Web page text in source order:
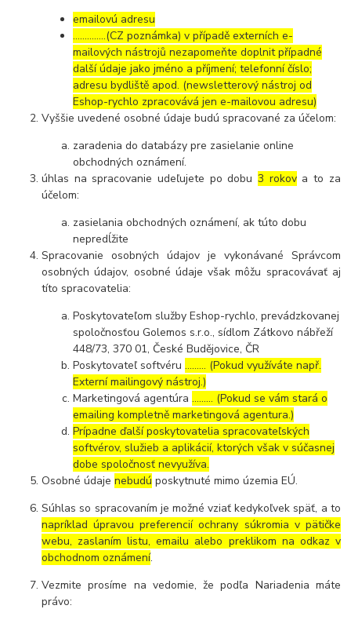
emailovú adresu
…………..(CZ poznámka) v případě externích e-
mailových nástrojů nezapomeňte doplnit případné
další údaje jako jméno a příjmení; telefonní číslo;
adresu bydliště apod. (newsletterový nástroj od
Eshop-rychlo zpracovává jen e-mailovou adresu)
Vyššie uvedené osobné údaje budú spracované za účelom:
zaradenia do databázy pre zasielanie online
obchodných oznámení.
úhlas na spracovanie udeľujete po dobu3 rokova to za
účelom:
zasielania obchodných oznámení, ak túto dobu
nepredĺžite
Spracovanie osobných údajov je vykonávané Správcom
osobných údajov, osobné údaje však môžu spracovávať aj
títo spracovatelia:
Poskytovateľom služby Eshop-rychlo, prevádzkovanej
spoločnosťou Golemos s.r.o., sídlom Zátkovo nábřeží
448/73, 370 01, České Budějovice, ČR
Poskytovateľ softvéru……… (Pokud využíváte např.
Externí mailingový nástroj.)
Marketingová agentúra……… (Pokud se vám stará o
emailing kompletně marketingová agentura.)
Prípadne ďalší poskytovatelia spracovateľských
softvérov, služieb a aplikácií, ktorých však v súčasnej
dobe spoločnosť nevyužíva.
Osobné údajenebudú poskytnuté mimo územia EÚ.
Súhlas so spracovaním je možné vziať kedykoľvek späť, a to
napríklad úpravou preferencií ochrany súkromia v pätičke
webu, zaslaním listu, emailu alebo preklikom na odkaz v
obchodnom oznámení.
Vezmite prosíme na vedomie, že podľa Nariadenia máte
právo: